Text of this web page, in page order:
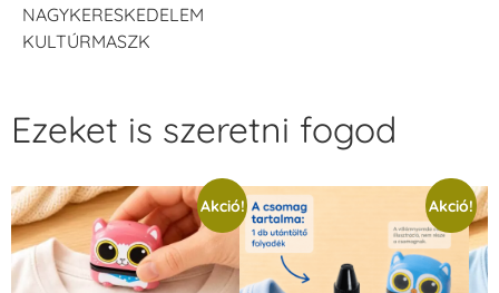
NAGYKERESKEDELEM
KULTÚRMASZK
Ezeket is szeretni fogod
Akció! Akció!